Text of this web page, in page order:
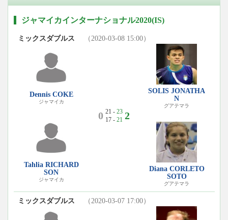
ジャマイカインターナショナル2020(IS)
ミックスダブルス （2020-03-08 15:00）
Dennis COKE
ジャマイカ
Tahlia RICHARD
SON
ジャマイカ
0 21 - 23
17 - 21 2
SOLIS JONATHA
N
グアテマラ
Diana CORLETO
SOTO
グアテマラ
ミックスダブルス （2020-03-07 17:00）